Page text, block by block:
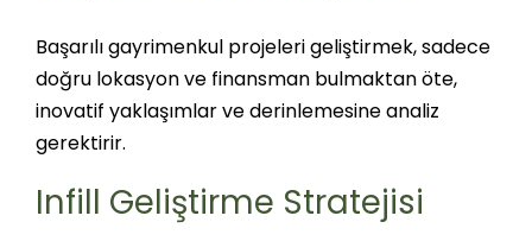
Başarılı gayrimenkul projeleri geliştirmek, sadece
doğru lokasyon ve finansman bulmaktan öte,
inovatif yaklaşımlar ve derinlemesine analiz
gerektirir.
Infill Geliştirme Stratejisi